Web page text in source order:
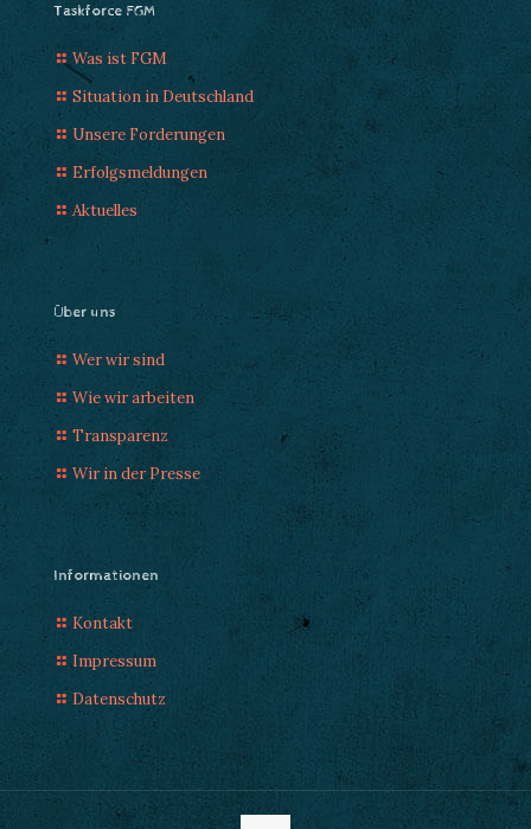
Taskforce FGM
Was ist FGM
Situation in Deutschland
Unsere Forderungen
Erfolgsmeldungen
Aktuelles
Über uns
Wer wir sind
Wie wir arbeiten
Transparenz
Wir in der Presse
Informationen
Kontakt
Impressum
Datenschutz